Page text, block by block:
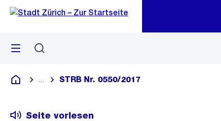
Navigation
Sprunglink
Menü
Deutsch
Blende alle Breadcrumbs ein
STRB Nr. 0550/2017
Seite vorlesen